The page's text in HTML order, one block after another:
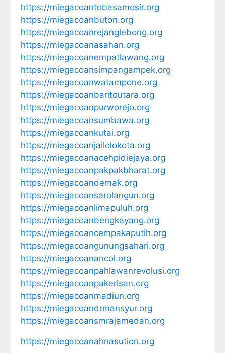
https://miegacoantobasamosir.org
https://miegacoanbuton.org
https://miegacoanrejanglebong.org
https://miegacoanasahan.org
https://miegacoanempatlawang.org
https://miegacoansimpangampek.org
https://miegacoanwatampone.org
https://miegacoanbaritoutara.org
https://miegacoanpurworejo.org
https://miegacoansumbawa.org
https://miegacoankutai.org
https://miegacoanjailolokota.org
https://miegacoanacehpidiejaya.org
https://miegacoanpakpakbharat.org
https://miegacoandemak.org
https://miegacoansarolangun.org
https://miegacoanlimapuluh.org
https://miegacoanbengkayang.org
https://miegacoancempakaputih.org
https://miegacoangunungsahari.org
https://miegacoanancol.org
https://miegacoanpahlawanrevolusi.org
https://miegacoanpakerisan.org
https://miegacoanmadiun.org
https://miegacoandrmansyur.org
https://miegacoansmrajamedan.org
https://miegacoanahnasution.org